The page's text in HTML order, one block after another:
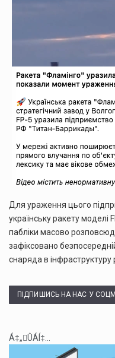
Для ураження цього
українську ракету моделі
пабліки масово
зафіксовано
снаряда в інфраструктуру
ПІДПИШИСЬ НА НАС У
Á‡„ÛÁÍ‡...